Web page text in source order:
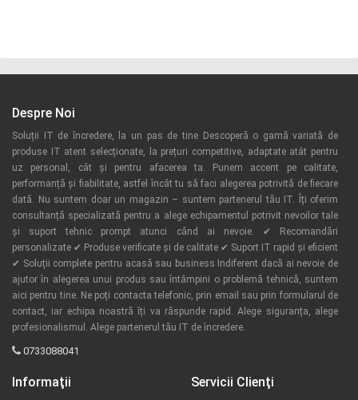
Despre Noi
Soluții IT de încredere, la un pas de tine Descoperă o gamă variată de
produse IT atent selecționate, la prețuri competitive, adaptate atât pentru
uz personal, cât și pentru afacerea ta. Punem accent pe calitate,
performanță și fiabilitate, astfel încât tu să faci alegerea potrivită de fiecare
dată. Nu suntem doar un magazin – suntem partenerul tău IT. Îți oferim
consultanță specializată pentru a alege echipamentul potrivit nevoilor tale
și suport tehnic prompt atunci când ai nevoie. ✔ Recomandări
personalizate ✔ Produse verificate și de calitate ✔ Suport IT rapid și eficient
✔ Soluții complete pentru acasă sau business Indiferent dacă ai nevoie de
ajutor în alegerea unui produs sau întâmpini o problemă tehnică, suntem
aici pentru tine. Ne poți contacta telefonic, prin email sau prin formularul de
contact, iar echipa noastră îți va răspunde rapid. Alege siguranța, alege
profesionalismul. Alege partenerul tău IT de încredere.
0733088041
Informaţii Servicii Clienţi